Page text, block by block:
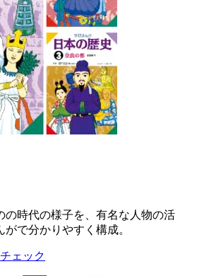
の時代の様子を、有名な人物の活
がで分かりやすく構成。
ェック